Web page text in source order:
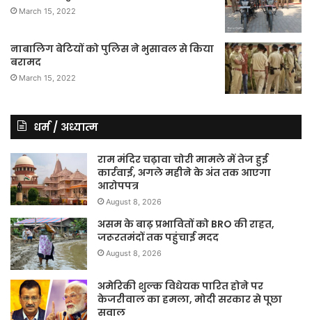
March 15, 2022
नाबालिग बेटियों को पुलिस ने भुसावल से किया
बरामद
March 15, 2022
धर्म / अध्यात्म
राम मंदिर चढ़ावा चोरी मामले में तेज हुई
कार्रवाई, अगले महीने के अंत तक आएगा
आरोपपत्र
August 8, 2026
असम के बाढ़ प्रभावितों को BRO की राहत,
जरूरतमंदों तक पहुंचाई मदद
August 8, 2026
अमेरिकी शुल्क विधेयक पारित होने पर
केजरीवाल का हमला, मोदी सरकार से पूछा
सवाल